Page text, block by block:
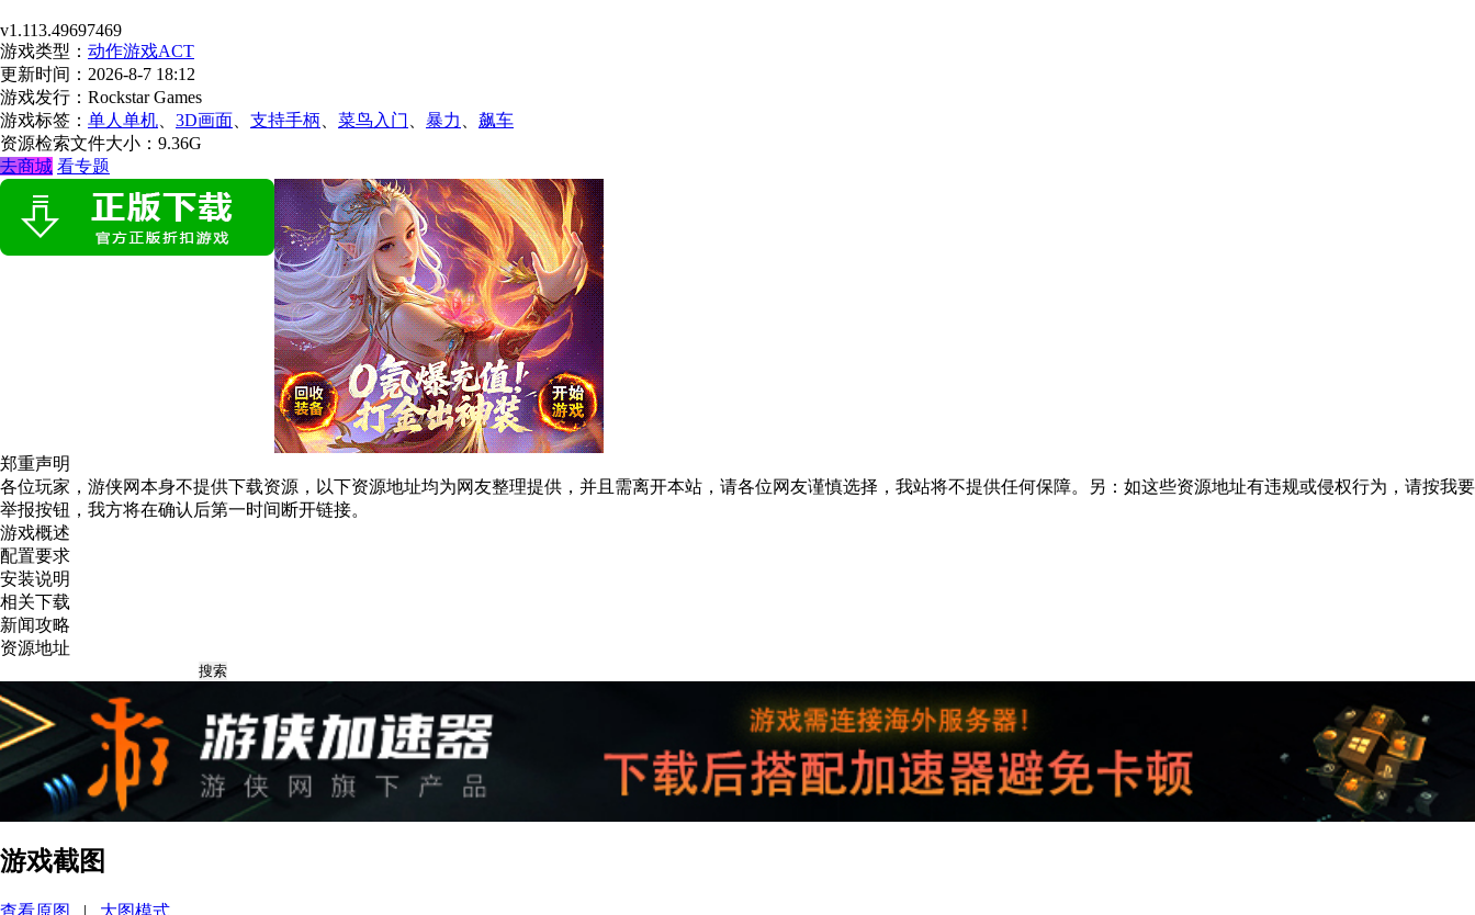
v1.113.49697469
游戏类型： 动作游戏ACT
更新时间： 2026-8-7 18:12
游戏发行：Rockstar Games
游戏标签： 单人单机 3D画面 支持手柄 菜鸟入门 暴力
飙车
资源检索文件大小：9.36G
去商城 看专题
郑重声明
各位玩家，游侠网本身不提供下载资源，以下资源地址均为网友整理提供，并且需离开本站，请各位网友谨慎选择，我站将不提供任何保障。另：如这些资源地址有违规或侵权行为，请按我要
举报按钮，我方将在确认后第一时间断开链接。
游戏概述
配置要求
安装说明
相关下载
新闻攻略
资源地址
游戏截图
查看原图 | 大图模式